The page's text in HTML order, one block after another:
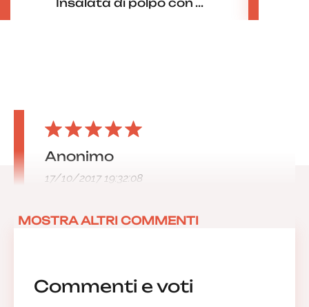
Insalata di polpo con ...
Commenti e voti
Anonimo
17/10/2017 19:32:08
MOSTRA ALTRI COMMENTI